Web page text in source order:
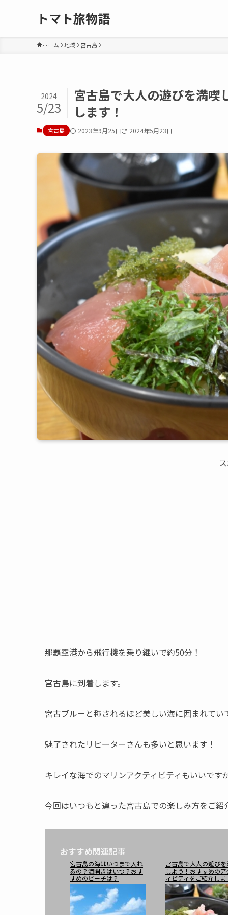
トマト旅物語
ホーム 地域 宮古島
宮古島で大人の遊びを満喫
します！
2024
5/23
宮古島 2023年9月25日 2024年5月23日
那覇空港から飛行機を乗り継いで約50分！
宮古島に到着します。
宮古ブルーと称されるほど美しい海に囲まれて
魅了されたリピーターさんも多いと思います！
キレイな海でのマリンアクティビティもいいで
今回はいつもと違った宮古島での楽しみ方をご紹
おすすめ関連記事
宮古島の海はいつまで入れ
るの？海開きはいつ？おす
すめのビーチは？
宮古島で大人の遊び
しよう！おすすめのア
ィビティをご紹介しま